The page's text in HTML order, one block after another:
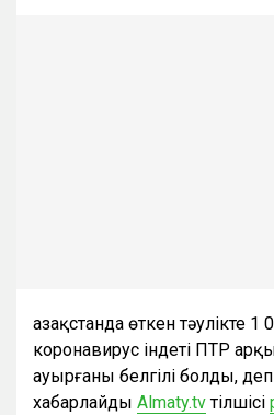
Қазақстанда өткен тәулікте
коронавирус індеті ПТР
ауырғаны белгілі болды, деп
хабарлайды Almaty.tvтілшісі